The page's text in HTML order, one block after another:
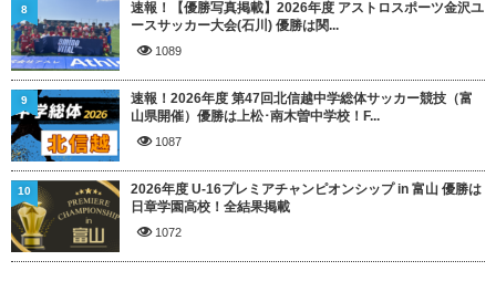
速報！【優勝写真掲載】2026年度 アストロスポーツ金沢ユ
ースサッカー大会(石川) 優勝は関...
1089
8
速報！2026年度 第47回北信越中学総体サッカー競技（富
山県開催）優勝は上松･南木曽中学校！F...
1087
9
2026年度 U-16プレミアチャンピオンシップ in 富山 優勝は
日章学園高校！全結果掲載
1072
10